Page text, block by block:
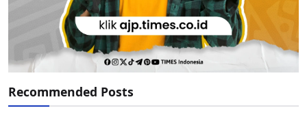
Recommended Posts